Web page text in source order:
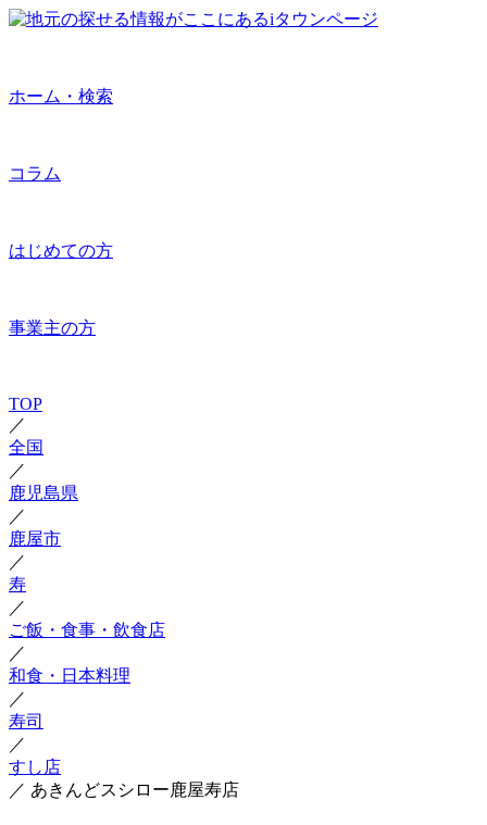
ホーム・検索
コラム
はじめての方
事業主の方
TOP
／
全国
／
鹿児島県
／
鹿屋市
／
寿
／
ご飯・食事・飲食店
／
和食・日本料理
／
寿司
／
すし店
／ あきんどスシロー鹿屋寿店